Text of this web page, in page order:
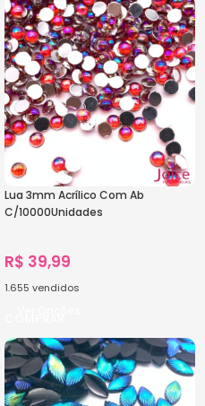
Lua 3mm Acrílico Com Ab
C/10000Unidades
R$ 39,99
1.655 vendidos